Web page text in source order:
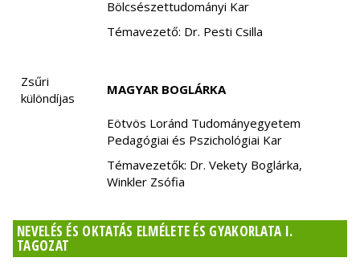
Bölcsészettudományi Kar
Témavezető: Dr. Pesti Csilla
Zsűri
különdíjas
MAGYAR BOGLÁRKA
Eötvös Loránd Tudományegyetem
Pedagógiai és Pszichológiai Kar
Témavezetők: Dr. Vekety Boglárka,
Winkler Zsófia
NEVELÉS ÉS OKTATÁS ELMÉLETE ÉS GYAKORLATA I.
TAGOZAT